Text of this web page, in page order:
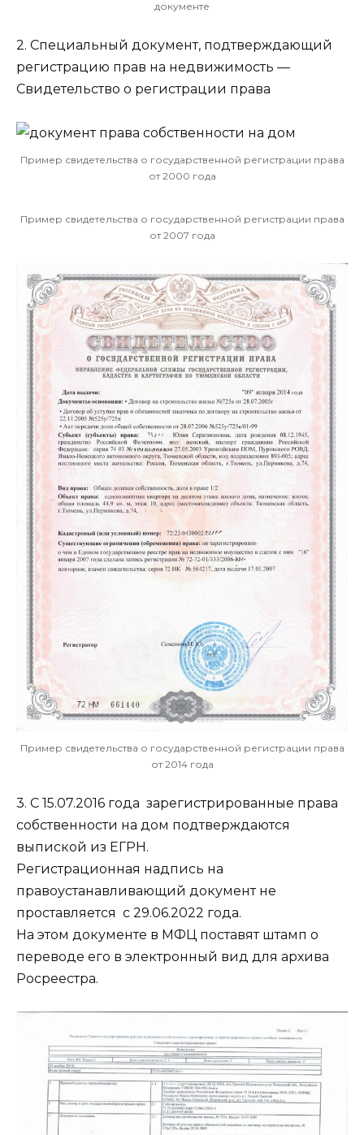
документе
2. Специальный документ, подтверждающий
регистрацию прав на недвижимость —
Свидетельство о регистрации права
Пример свидетельства о государственной регистрации права
от 2000 года
Пример свидетельства о государственной регистрации права
от 2007 года
Пример свидетельства о государственной регистрации права
от 2014 года
3. С 15.07.2016 года зарегистрированные права
собственности на дом подтверждаются
выпиской из ЕГРН.
Регистрационная надпись на
правоустанавливающий документ не
проставляется с 29.06.2022 года.
На этом документе в МФЦ поставят штамп о
переводе его в электронный вид для архива
Росреестра.